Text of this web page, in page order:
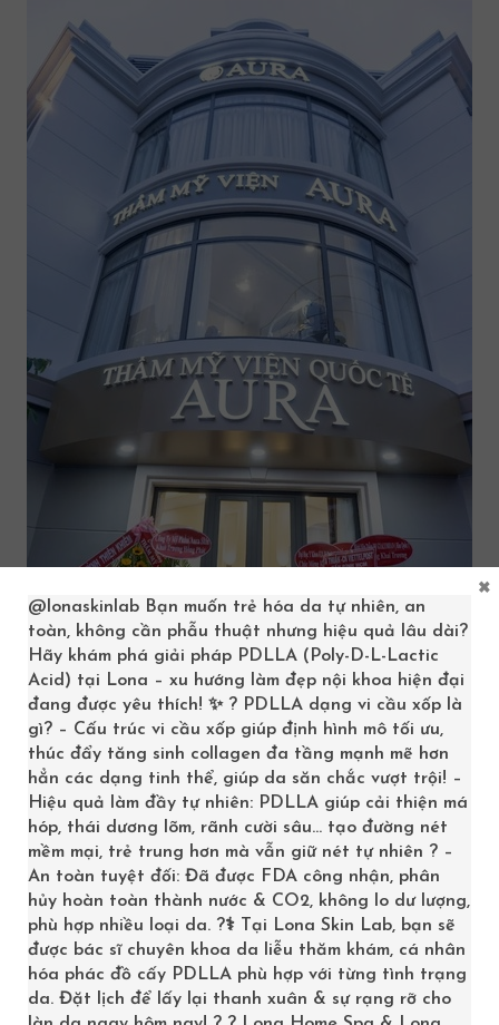
Thẩm Mỹ Viện Quốc Tế Aura
Địa chỉ:Số PG1-11, Vincom Shophouse Vĩnh Long, Đường
Phạm Thái Bường, Phường 4, TP. Vĩnh Long
Ưu điểm nổi bật:
Trang thiết bị hiện đại, theo chuẩn quốc tế kết hợp với
công nghệ tiên tiến giúp điều trị nám nhanh chóng và
hiệu quả.
Đội ngũ nhân viên và bác sĩ có nhiều năm kinh nghiệm,
luôn tận tâm trong từng ca điều trị và tạo sự an tâm
cho khách hàng.
@lonaskinlab Bạn muốn trẻ hóa da tự nhiên, an
toàn, không cần phẫu thuật nhưng hiệu quả lâu dài?
Hãy khám phá giải pháp PDLLA (Poly-D-L-Lactic
Acid) tại Lona – xu hướng làm đẹp nội khoa hiện đại
đang được yêu thích! ✨ ? PDLLA dạng vi cầu xốp là
gì? – Cấu trúc vi cầu xốp giúp định hình mô tối ưu,
thúc đẩy tăng sinh collagen đa tầng mạnh mẽ hơn
hẳn các dạng tinh thể, giúp da săn chắc vượt trội! –
Hiệu quả làm đầy tự nhiên: PDLLA giúp cải thiện má
hóp, thái dương lõm, rãnh cười sâu… tạo đường nét
mềm mại, trẻ trung hơn mà vẫn giữ nét tự nhiên ? –
An toàn tuyệt đối: Đã được FDA công nhận, phân
hủy hoàn toàn thành nước & CO2, không lo dư lượng,
phù hợp nhiều loại da. ?‍⚕️ Tại Lona Skin Lab, bạn sẽ
được bác sĩ chuyên khoa da liễu thăm khám, cá nhân
hóa phác đồ cấy PDLLA phù hợp với từng tình trạng
da. Đặt lịch để lấy lại thanh xuân & sự rạng rỡ cho
×